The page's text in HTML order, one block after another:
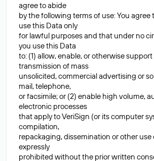
agree to abide
by the following terms of use: You agree
use this Data only
for lawful purposes and that under no
you use this Data
to: (1) allow, enable, or otherwise
transmission of mass
unsolicited, commercial advertising or
mail, telephone,
or facsimile; or (2) enable high volume,
electronic processes
that apply to VeriSign (or its computer
compilation,
repackaging, dissemination or other use
expressly
prohibited without the prior written